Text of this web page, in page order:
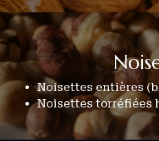
Noisettes entières
Noisettes torréfiées